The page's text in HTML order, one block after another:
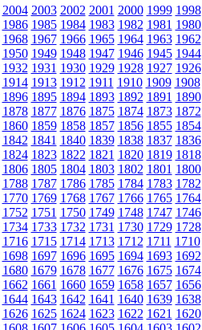
2004 2003 2002 2001 2000 1999 1998
1986 1985 1984 1983 1982 1981 1980
1968 1967 1966 1965 1964 1963 1962
1950 1949 1948 1947 1946 1945 1944
1932 1931 1930 1929 1928 1927 1926
1914 1913 1912 1911 1910 1909 1908
1896 1895 1894 1893 1892 1891 1890
1878 1877 1876 1875 1874 1873 1872
1860 1859 1858 1857 1856 1855 1854
1842 1841 1840 1839 1838 1837 1836
1824 1823 1822 1821 1820 1819 1818
1806 1805 1804 1803 1802 1801 1800
1788 1787 1786 1785 1784 1783 1782
1770 1769 1768 1767 1766 1765 1764
1752 1751 1750 1749 1748 1747 1746
1734 1733 1732 1731 1730 1729 1728
1716 1715 1714 1713 1712 1711 1710
1698 1697 1696 1695 1694 1693 1692
1680 1679 1678 1677 1676 1675 1674
1662 1661 1660 1659 1658 1657 1656
1644 1643 1642 1641 1640 1639 1638
1626 1625 1624 1623 1622 1621 1620